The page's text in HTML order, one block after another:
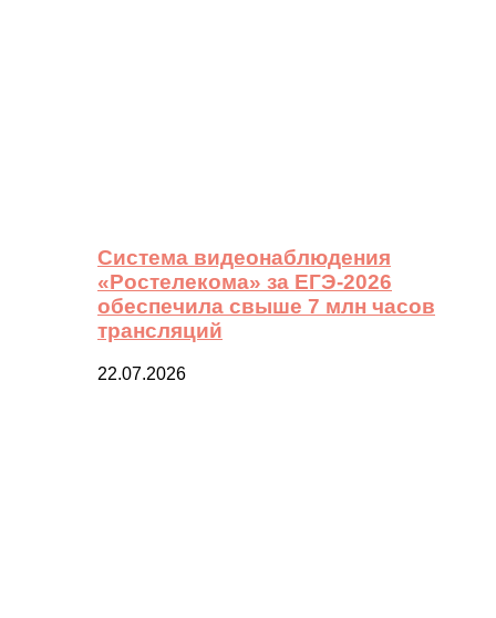
Система видеонаблюдения
«Ростелекома» за ЕГЭ-2026
обеспечила свыше 7 млн часов
трансляций
22.07.2026